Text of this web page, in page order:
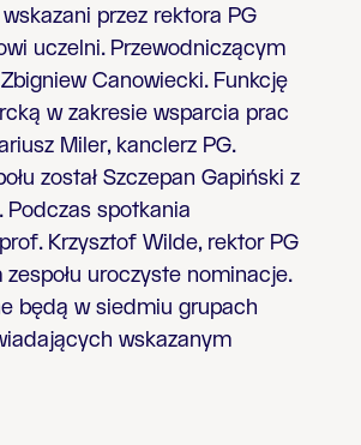
przez rektora PG
uczelni. Przewodniczącym
Zbigniew Canowiecki. Funkcję
w zakresie wsparcia prac
Miler, kanclerz PG.
został Szczepan Gapiński z
Podczas spotkania
Krzysztof Wilde, rektor PG
zespołu uroczyste nominacje.
będą w siedmiu grupach
wskazanym